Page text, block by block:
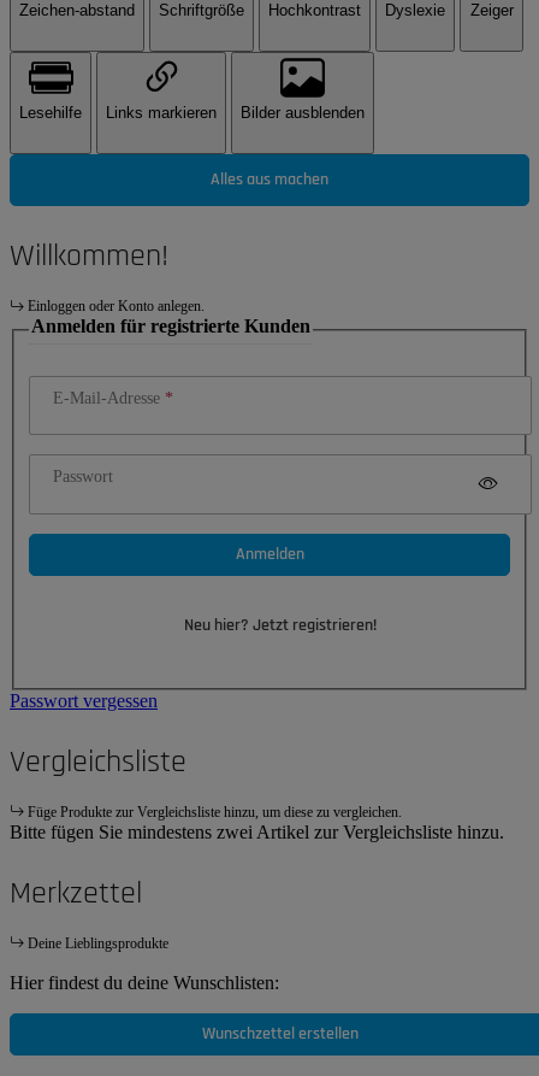
Zeichen-abstand Schriftgröße Hochkontrast Dyslexie Zeiger
Lesehilfe Links markieren Bilder ausblenden
Alles aus machen
Willkommen!
Einloggen oder Konto anlegen.
Anmelden für registrierte Kunden
E-Mail-Adresse
Passwort
Anmelden
Neu hier? Jetzt registrieren!
Passwort vergessen
Vergleichsliste
Füge Produkte zur Vergleichsliste hinzu, um diese zu vergleichen.
Bitte fügen Sie mindestens zwei Artikel zur Vergleichsliste hinzu.
Merkzettel
Deine Lieblingsprodukte
Hier findest du deine Wunschlisten:
Wunschzettel erstellen